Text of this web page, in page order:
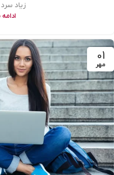
زیاد
01
مهر